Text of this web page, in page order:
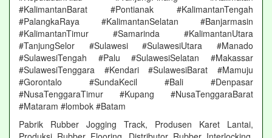
#KalimantanBarat #Pontianak #KalimantanTengah
#PalangkaRaya #KalimantanSelatan #Banjarmasin
#KalimantanTimur #Samarinda #KalimantanUtara
#TanjungSelor #Sulawesi #SulawesiUtara #Manado
#SulawesiTengah #Palu #SulawesiSelatan #Makassar
#SulawesiTenggara #Kendari #SulawesiBarat #Mamuju
#Gorontalo #SundaKecil #Bali #Denpasar
#NusaTenggaraTimur #Kupang #NusaTenggaraBarat
#Mataram #lombok #Batam
Pabrik Rubber Jogging Track, Produsen Karet Lantai,